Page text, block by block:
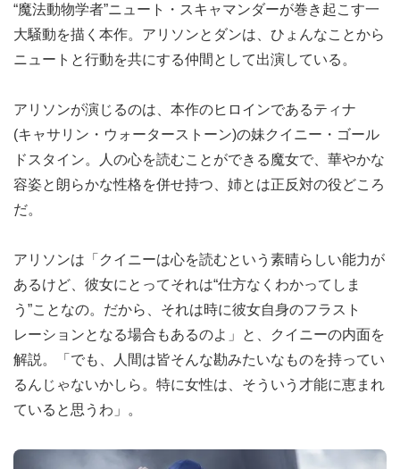
“魔法動物学者”ニュート・スキャマンダーが巻き起こす一
大騒動を描く本作。アリソンとダンは、ひょんなことから
ニュートと行動を共にする仲間として出演している。
アリソンが演じるのは、本作のヒロインであるティナ
(キャサリン・ウォーターストーン)の妹クイニー・ゴール
ドスタイン。人の心を読むことができる魔女で、華やかな
容姿と朗らかな性格を併せ持つ、姉とは正反対の役どころ
だ。
アリソンは「クイニーは心を読むという素晴らしい能力が
あるけど、彼女にとってそれは“仕方なくわかってしま
う”ことなの。だから、それは時に彼女自身のフラスト
レーションとなる場合もあるのよ」と、クイニーの内面を
解説。「でも、人間は皆そんな勘みたいなものを持ってい
るんじゃないかしら。特に女性は、そういう才能に恵まれ
ていると思うわ」。